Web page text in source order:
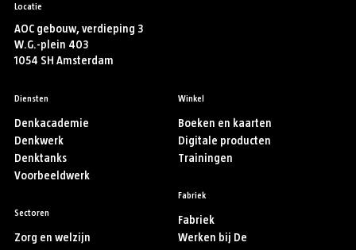
Locatie
AOC gebouw, verdieping 3
W.G.-plein 403
1054 SH Amsterdam
Diensten
Denkacademie
Denkwerk
Denktanks
Voorbeeldwerk
Sectoren
Zorg en welzijn
Winkel
Boeken en kaarten
Digitale producten
Trainingen
Fabriek
Fabriek
Werken bij De